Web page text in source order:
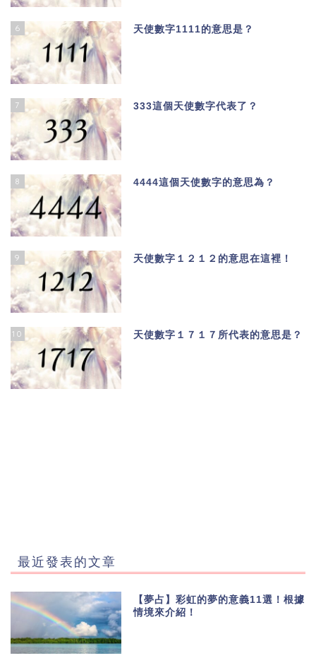
6 天使數字1111的意思是？
7 333這個天使數字代表了？
8 4444這個天使數字的意思為？
9 天使數字１２１２的意思在這裡！
10 天使數字１７１７所代表的意思是？
最近發表的文章
【夢占】彩虹的夢的意義11選！根據
情境來介紹！